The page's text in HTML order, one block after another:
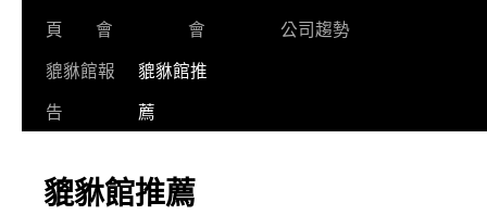
頁
會
會
公司趨勢
貔貅館報
告
貔貅館推
薦
貔貅館推薦